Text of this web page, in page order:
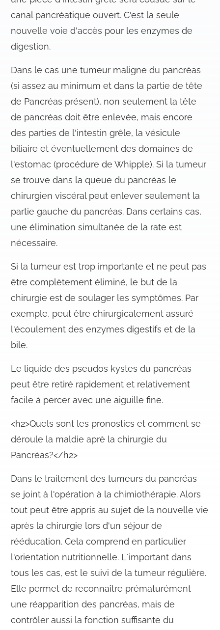
canal pancréatique ouvert. C'est la seule
nouvelle voie d'accès pour les enzymes de
digestion.
Dans le cas une tumeur maligne du pancréas
(si assez au minimum et dans la partie de tête
de Pancréas présent), non seulement la tête
de pancréas doit être enlevée, mais encore
des parties de l'intestin grêle, la vésicule
biliaire et éventuellement des domaines de
l'estomac (procédure de Whipple). Si la tumeur
se trouve dans la queue du pancréas le
chirurgien viscéral peut enlever seulement la
partie gauche du pancréas. Dans certains cas,
une élimination simultanée de la rate est
nécessaire.
Si la tumeur est trop importante et ne peut pas
être complètement éliminé, le but de la
chirurgie est de soulager les symptômes. Par
exemple, peut être chirurgicalement assuré
l'écoulement des enzymes digestifs et de la
bile.
Le liquide des pseudos kystes du pancréas
peut être retiré rapidement et relativement
facile à percer avec une aiguille fine.
<h2>Quels sont les pronostics et comment se
déroule la maldie aprè la chirurgie du
Pancréas?</h2>
Dans le traitement des tumeurs du pancréas
se joint à l'opération à la chimiothérapie. Alors
tout peut être appris au sujet de la nouvelle vie
après la chirurgie lors d'un séjour de
rééducation. Cela comprend en particulier
l'orientation nutritionnelle. L´important dans
tous les cas, est le suivi de la tumeur régulière.
Elle permet de reconnaître prématurément
une réapparition des pancréas, mais de
contrôler aussi la fonction suffisante du